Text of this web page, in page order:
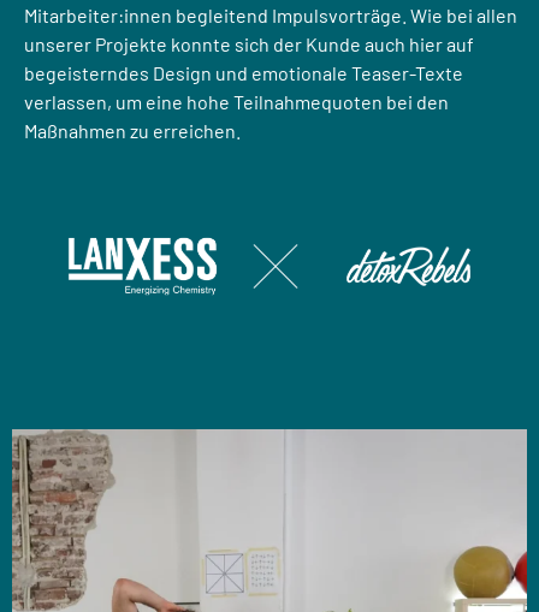
Mitarbeiter:innen begleitend Impulsvorträge. Wie bei allen
unserer Projekte konnte sich der Kunde auch hier auf
begeisterndes Design und emotionale Teaser-Texte
verlassen, um eine hohe Teilnahmequoten bei den
Maßnahmen zu erreichen.